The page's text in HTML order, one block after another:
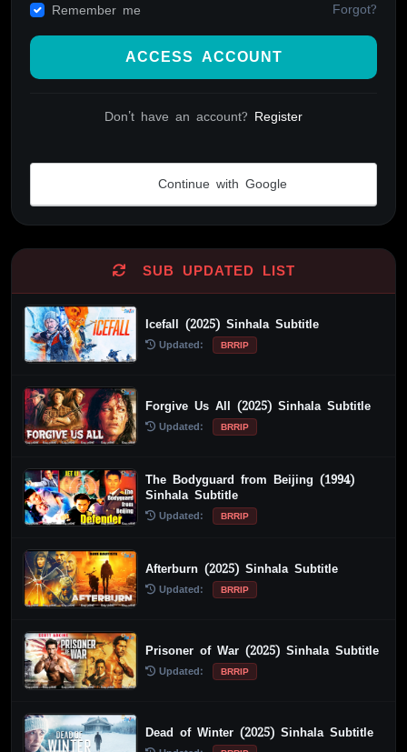
Remember me Forgot?
ACCESS ACCOUNT
Don't have an account? Register
Continue with Google
SUB UPDATED LIST
Icefall (2025) Sinhala Subtitle
Updated: BRRIP
Forgive Us All (2025) Sinhala Subtitle
Updated: BRRIP
The Bodyguard from Beijing (1994)
Sinhala Subtitle
Updated: BRRIP
Afterburn (2025) Sinhala Subtitle
Updated: BRRIP
Prisoner of War (2025) Sinhala Subtitle
Updated: BRRIP
Dead of Winter (2025) Sinhala Subtitle